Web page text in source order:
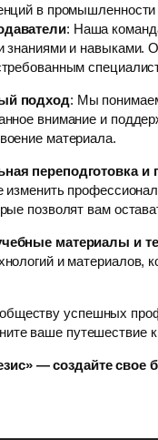
в промышленности
: Наша
знаниями и навыками.
подход: Мы
внимание и
материала.
переподготовка
изменить
позволят вам
материалы и
и материалов,
успешных
ваше
— создайте свое